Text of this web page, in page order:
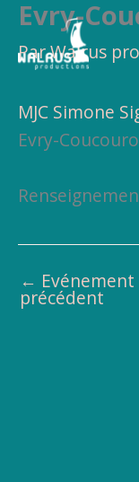
Aller
contenu
Evry-
ParWalrus
MJC Simone
Evry-
← Evénement
précédent